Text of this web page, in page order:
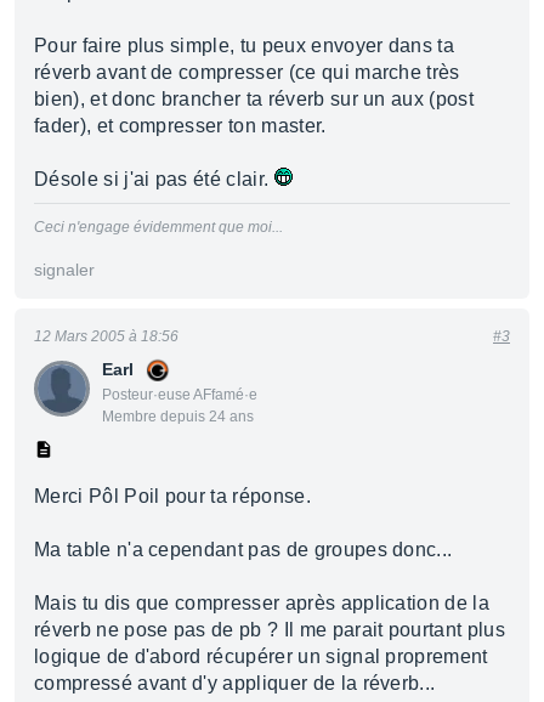
Pour faire plus simple, tu peux envoyer dans ta
réverb avant de compresser (ce qui marche très
bien), et donc brancher ta réverb sur un aux (post
fader), et compresser ton master.
Désole si j'ai pas été clair.
Ceci n'engage évidemment que moi...
signaler
Earl
Posteur·euse AFfamé·e
Membre depuis 24 ans
12 Mars 2005 à 18:56 #3
Merci Pôl Poil pour ta réponse.
Ma table n'a cependant pas de groupes donc...
Mais tu dis que compresser après application de la
réverb ne pose pas de pb ? Il me parait pourtant plus
logique de d'abord récupérer un signal proprement
compressé avant d'y appliquer de la réverb...